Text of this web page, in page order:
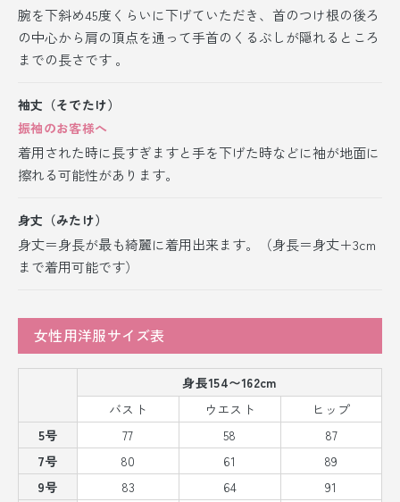
腕を下斜め45度くらいに下げていただき、首のつけ根の後ろ
の中心から肩の頂点を通って手首のくるぶしが隠れるところ
までの長さです 。
袖丈（そでたけ）
振袖のお客様へ
着用された時に長すぎますと手を下げた時などに袖が地面に
擦れる可能性があります。
身丈（みたけ）
身丈＝身長が最も綺麗に着用出来ます。（身長＝身丈＋3cm
まで着用可能です）
女性用洋服サイズ表
身長154〜162cm
バスト
ウエスト
ヒップ
5号
77 58
87
7号
80 61
89
9号
83 64
91